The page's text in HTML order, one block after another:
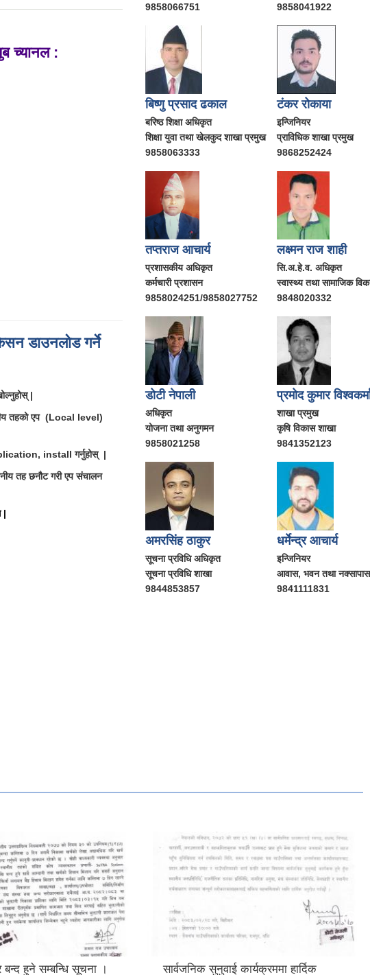
च्यानल :
डाउनलोड गर्ने
|
तहको एप (Local level)
install गर्नुहोस् |
तह छनौट गरी एप संचालन
|
9858066751
9858041922
बिष्णु प्रसाद ढकाल
बरिष्ठ शिक्षा अधिकृत
शिक्षा युवा तथा खेलकुद शाखा प्रमुख
9858063333
टंकर रोकाया
इन्जिनियर
प्राविधिक शाखा प्रमुख
9868252424
तप्तराज आचार्य
प्रशासकीय अधिकृत
कर्मचारी प्रशासन
9858024251/9858027752
लक्ष्मन राज शाही
सि.अ.हे.व. अधिकृत
स्वास्थ्य तथा सामाजिक
9848020332
डोटी नेपाली
अधिकृत
योजना तथा अनुगमन
9858021258
प्रमोद कुमार
शाखा प्रमुख
कृषि विकास शाखा
9841352123
अमरसिंह ठाकुर
सूचना प्रविधि अधिकृत
सूचना प्रविधि शाखा
9844853857
धर्मेन्द्र आचार्य
इन्जिनियर
आवास, भवन तथा
9841111831
बन्द हुने सम्बन्धि सूचना ।
सार्वजनिक सुनुवाई कार्यक्रममा हार्दिक